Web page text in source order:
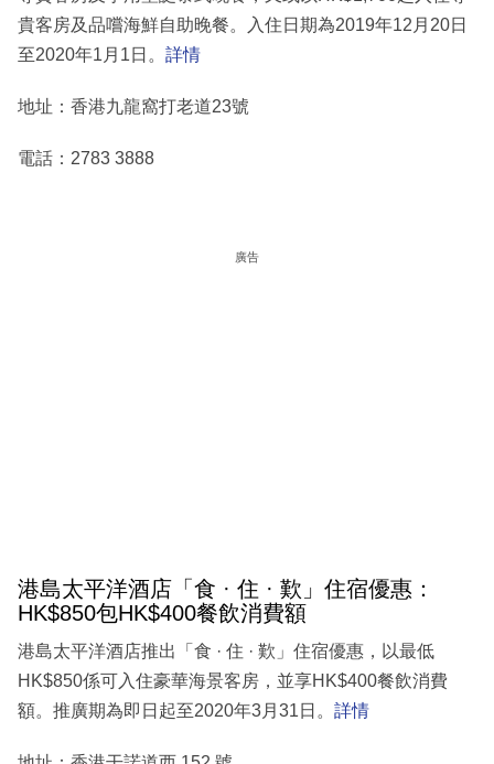
貴客房及品嚐海鮮自助晚餐。入住日期為2019年12月20日
至2020年1月1日。 詳情
地址：香港九龍窩打老道23號
電話：2783 3888
廣告
港島太平洋酒店「食 · 住 · 歎」住宿優惠‎：
HK$850包HK$400餐飲消費額
港島太平洋酒店推出「食 · 住 · 歎」住宿優惠‎，以最低
HK$850係可入住豪華海景客房，並享HK$400餐飲消費
額。推廣期為即日起至2020年3月31日。 詳情